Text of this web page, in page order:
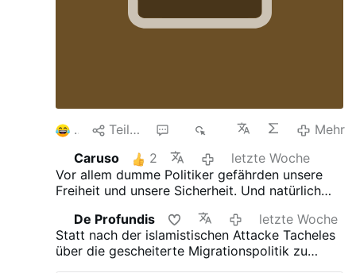
1 Teilen
Mehr
Caruso
2
letzte Woche
Vor allem dumme Politiker gefährden unsere
Freiheit und unsere Sicherheit. Und natürlich
ihr noch übrig ist.
De Profundis
letzte Woche
Statt nach der islamistischen Attacke Tacheles
über die gescheiterte Migrationspolitik zu